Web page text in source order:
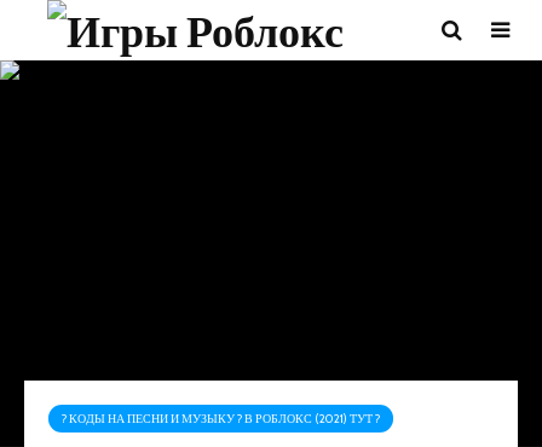
? КОДЫ НА ПЕСНИ И МУЗЫКУ ? В РОБЛОКС (2021) ТУТ ?